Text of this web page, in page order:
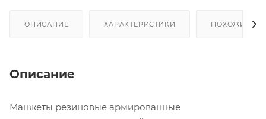
ОПИСАНИЕ ХАРАКТЕРИСТИКИ ПОХОЖИЕ
Описание
Манжеты резиновые армированные